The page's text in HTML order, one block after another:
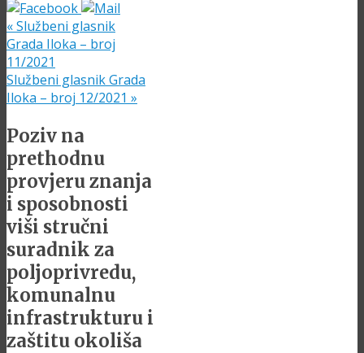
«Službeni glasnik
Grada Iloka – broj
11/2021
Službeni glasnik Grada
Iloka – broj 12/2021 »
Poziv na
prethodnu
provjeru znanja
i sposobnosti
viši stručni
suradnik za
poljoprivredu,
komunalnu
infrastrukturu i
zaštitu okoliša